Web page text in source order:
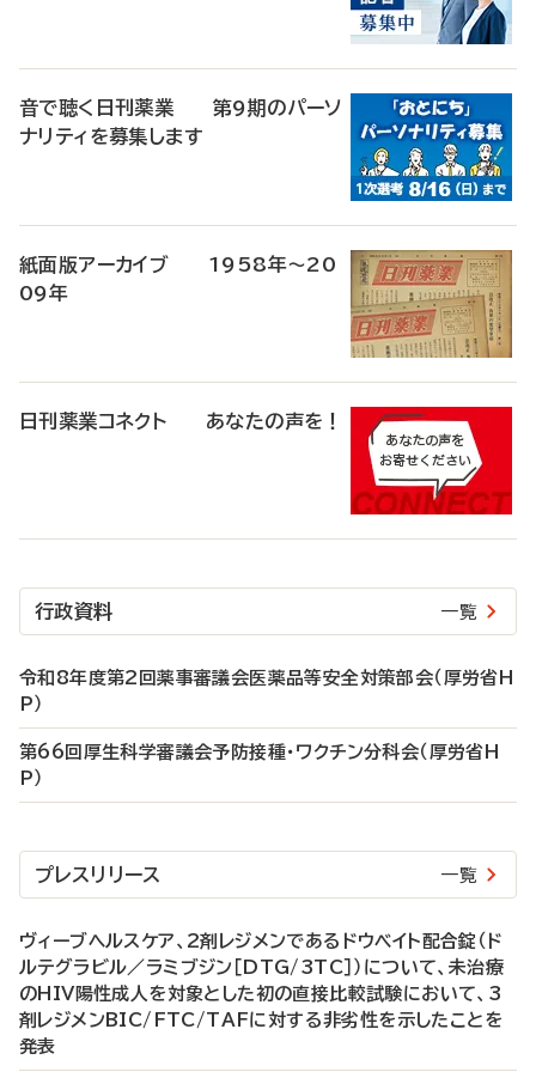
音で聴く日刊薬業 第9期のパーソ
ナリティを募集します
紙面版アーカイブ 1958年～20
09年
日刊薬業コネクト あなたの声を！
行政資料 一覧
令和8年度第2回薬事審議会医薬品等安全対策部会（厚労省H
P）
第66回厚生科学審議会予防接種・ワクチン分科会（厚労省H
P）
プレスリリース 一覧
ヴィーブヘルスケア、2剤レジメンであるドウベイト配合錠（ド
ルテグラビル／ラミブジン［DTG/3TC］）について、未治療
のHIV陽性成人を対象とした初の直接比較試験において、3
剤レジメンBIC/FTC/TAFに対する非劣性を示したことを
発表